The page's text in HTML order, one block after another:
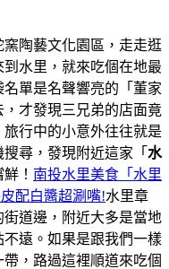
陶藝文化園區，走走逛
水里，就來吃個在地最
單是名聲響亮的「董家
才發現三兄弟的店面竟
行中的小意外往往就是
尋，發現附近這家「 水
！ 南投水里美食「水里
配白醬超涮嘴!水里章
道邊，附近大多是當地
遠。如果是跟我們一樣
，路過這裡順道來吃個